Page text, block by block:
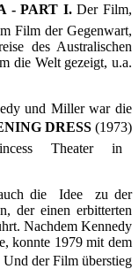
- PART I.Der Film,
Film der Gegenwart,
des Australischen
die Welt gezeigt, u.a.
und Miller war die
DRESS (1973)
Theater in
die Idee zu der
der einen erbitterten
Nachdem Kennedy
konnte 1979 mit dem
der Film überstieg